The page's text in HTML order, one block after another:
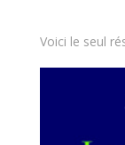
Voici le seul